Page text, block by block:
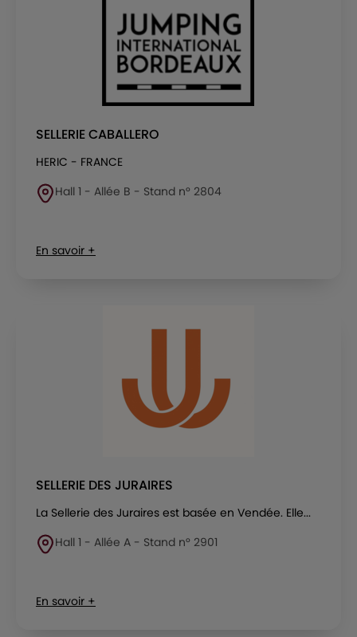
SELLERIE CABALLERO
HERIC - FRANCE
Hall 1 - Allée B - Stand n° 2804
En savoir +
SELLERIE DES JURAIRES
La Sellerie des Juraires est basée en Vendée. Elle...
Hall 1 - Allée A - Stand n° 2901
En savoir +